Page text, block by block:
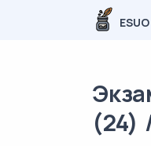
ESUO
(24)